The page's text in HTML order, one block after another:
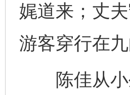
娓道来；丈
游客穿行在九
陈佳从小